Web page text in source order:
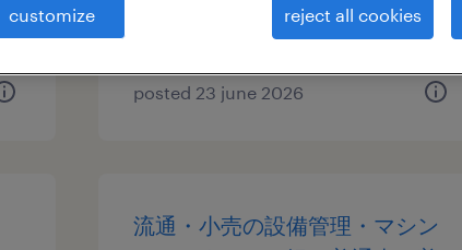
¥1600.00 per hour
posted 23 june 2026
流通・小売の設備管理・マシン
customize reject all cookies